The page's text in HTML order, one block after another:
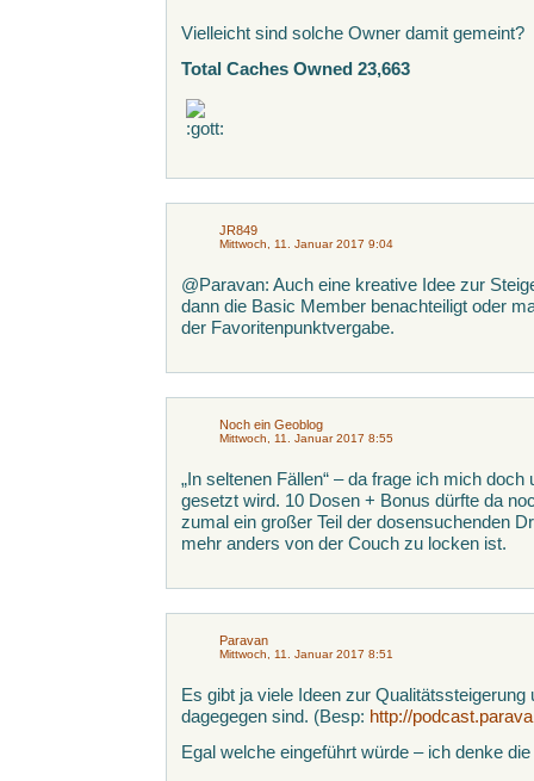
Vielleicht sind solche Owner damit gemeint?
Total Caches Owned 23,663
JR849
Mittwoch, 11. Januar 2017 9:04
@Paravan: Auch eine kreative Idee zur
dann die Basic Member benachteiligt oder
der Favoritenpunktvergabe.
Noch ein Geoblog
Mittwoch, 11. Januar 2017 8:55
„In seltenen Fällen“ – da frage ich mich
gesetzt wird. 10 Dosen + Bonus dürfte da
zumal ein großer Teil der dosensuchenden
mehr anders von der Couch zu locken ist.
Paravan
Mittwoch, 11. Januar 2017 8:51
Es gibt ja viele Ideen zur
dagegegen sind. (Besp: http://
Egal welche eingeführt würde – ich denke